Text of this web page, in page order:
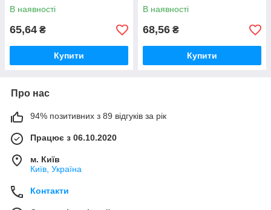
В наявності
65,64 ₴
Купити
В наявності
68,56 ₴
Купити
Про нас
94% позитивних з 89 відгуків за рік
Працює з 06.10.2020
м. Київ
Київ, Україна
Контакти